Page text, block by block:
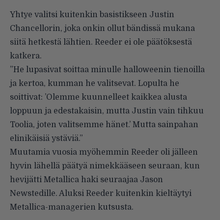
Yhtye valitsi kuitenkin basistikseen Justin
Chancellorin, joka onkin ollut bändissä mukana
siitä hetkestä lähtien. Reeder ei ole päätöksestä
katkera.
”He lupasivat soittaa minulle halloweenin tienoilla
ja kertoa, kumman he valitsevat. Lopulta he
soittivat: ’Olemme kuunnelleet kaikkea alusta
loppuun ja edestakaisin, mutta Justin vain tihkuu
Toolia, joten valitsemme hänet.’ Mutta sainpahan
elinikäisiä ystäviä.”
Muutamia vuosia myöhemmin Reeder oli jälleen
hyvin lähellä päätyä nimekkääseen seuraan, kun
hevijätti Metallica haki seuraajaa Jason
Newstedille. Aluksi Reeder kuitenkin kieltäytyi
Metallica-managerien kutsusta.